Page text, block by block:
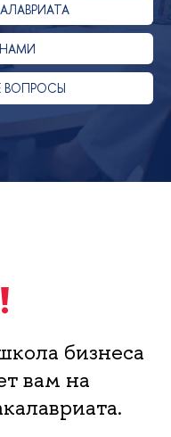
ВОПРОСЫ
бизнеса
вам на